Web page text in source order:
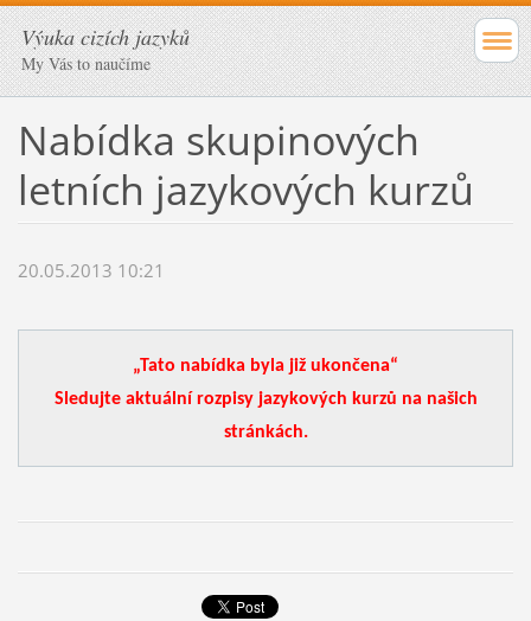
Výuka cizích jazyků
My Vás to naučíme
Nabídka skupinových
letních jazykových kurzů
20.05.2013 10:21
„Tato nabídka byla již ukončena“
Sledujte aktuální rozpisy jazykových kurzů na našich
stránkách.